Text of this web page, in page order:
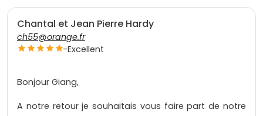
Chantal et Jean Pierre Hardy
ch55@orange.fr
-Excellent
Bonjour Giang,
A notre retour je souhaitais vous faire part de notre